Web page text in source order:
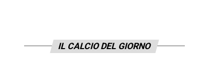
IL CALCIO DEL GIORNO